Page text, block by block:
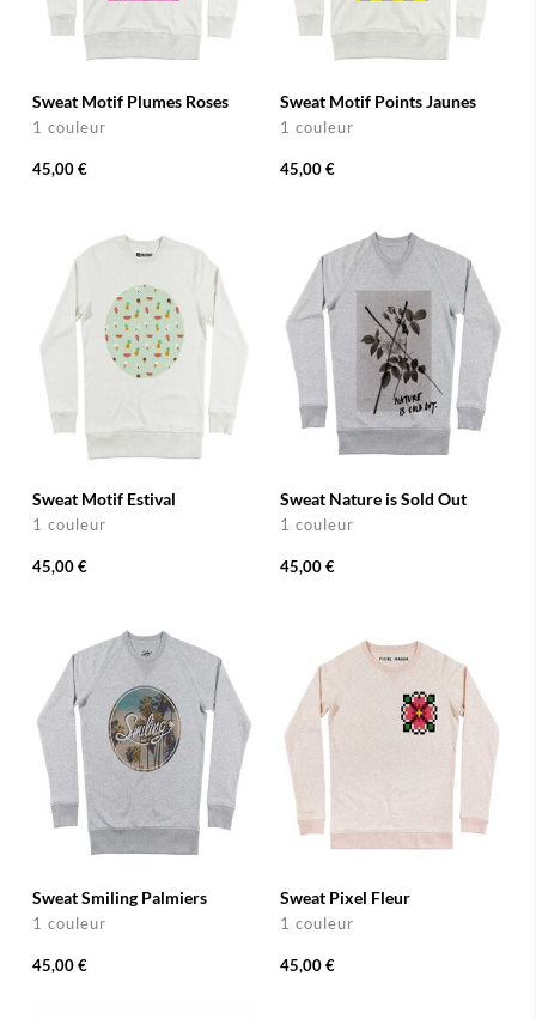
Sweat Motif Plumes Roses
1 couleur
45,00 €
Sweat Motif Points Jaunes
1 couleur
45,00 €
Sweat Motif Estival
1 couleur
45,00 €
Sweat Nature is Sold Out
1 couleur
45,00 €
Sweat Smiling Palmiers
1 couleur
45,00 €
Sweat Pixel Fleur
1 couleur
45,00 €